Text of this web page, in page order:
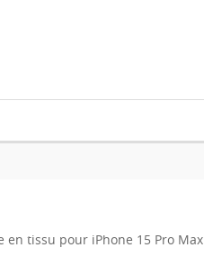
en tissu pour iPhone 15 Pro Max